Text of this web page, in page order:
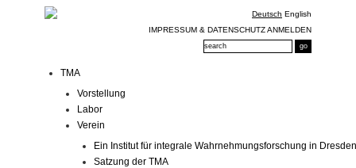
Deutsch English
IMPRESSUM & DATENSCHUTZANMELDEN
TMA
Vorstellung
Labor
Verein
Ein Institut für integrale Wahrnehmungsforschung in Dresden
Satzung der TMA